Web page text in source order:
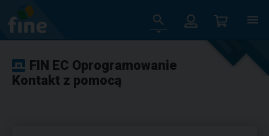
FIN EC Oprogramowanie
Kontakt z pomocą